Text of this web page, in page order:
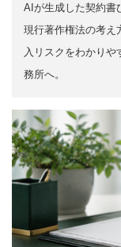
AIが生成した契約書
現行著作権法の考え
入リスクをわかり
務所へ。